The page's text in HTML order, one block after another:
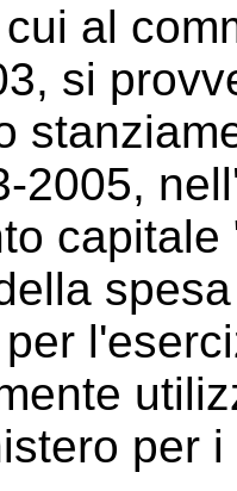
al
si
2005,
per